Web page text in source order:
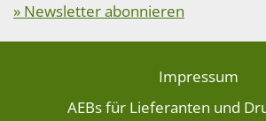
» Newsletter abonnieren
Impressum
AEBs für Lieferanten und